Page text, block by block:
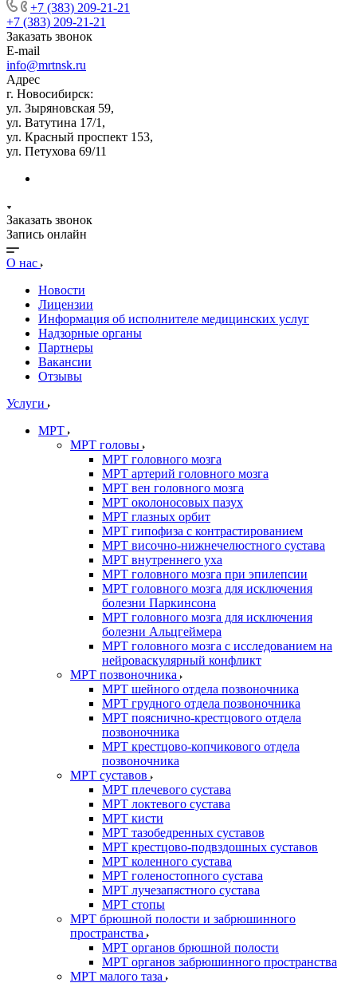
+7 (383) 209-21-21
+7 (383) 209-21-21
Заказать звонок
E-mail
info@mrtnsk.ru
Адрес
г. Новосибирск:
ул. Зыряновская 59,
ул. Ватутина 17/1,
ул. Красный проспект 153,
ул. Петухова 69/11
Заказать звонок
Запись онлайн
О нас
Новости
Лицензии
Информация об исполнителе медицинских услуг
Надзорные органы
Партнеры
Вакансии
Отзывы
Услуги
МРТ
МРТ головы
МРТ головного мозга
МРТ артерий головного мозга
МРТ вен головного мозга
МРТ околоносовых пазух
МРТ глазных орбит
МРТ гипофиза с контрастированием
МРТ височно-нижнечелюстного сустава
МРТ внутреннего уха
МРТ головного мозга при эпилепсии
МРТ головного мозга для исключения
болезни Паркинсона
МРТ головного мозга для исключения
болезни Альцгеймера
МРТ головного мозга с исследованием на
нейроваскулярный конфликт
МРТ позвоночника
МРТ шейного отдела позвоночника
МРТ грудного отдела позвоночника
МРТ пояснично-крестцового отдела
позвоночника
МРТ крестцово-копчикового отдела
позвоночника
МРТ суставов
МРТ плечевого сустава
МРТ локтевого сустава
МРТ кисти
МРТ тазобедренных суставов
МРТ крестцово-подвздошных суставов
МРТ коленного сустава
МРТ голеностопного сустава
МРТ лучезапястного сустава
МРТ стопы
МРТ брюшной полости и забрюшинного
пространства
МРТ органов брюшной полости
МРТ органов забрюшинного пространства
МРТ малого таза